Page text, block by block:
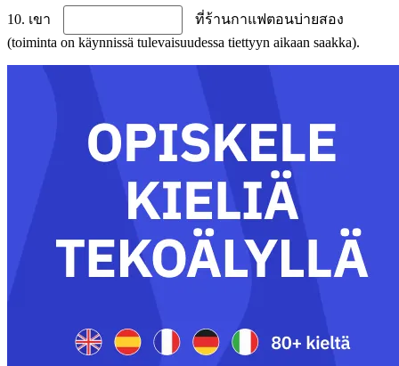
10. เขา
ที่ร้านกาแฟตอนบ่ายสอง
(toiminta on käynnissä tulevaisuudessa tiettyyn aikaan saakka).